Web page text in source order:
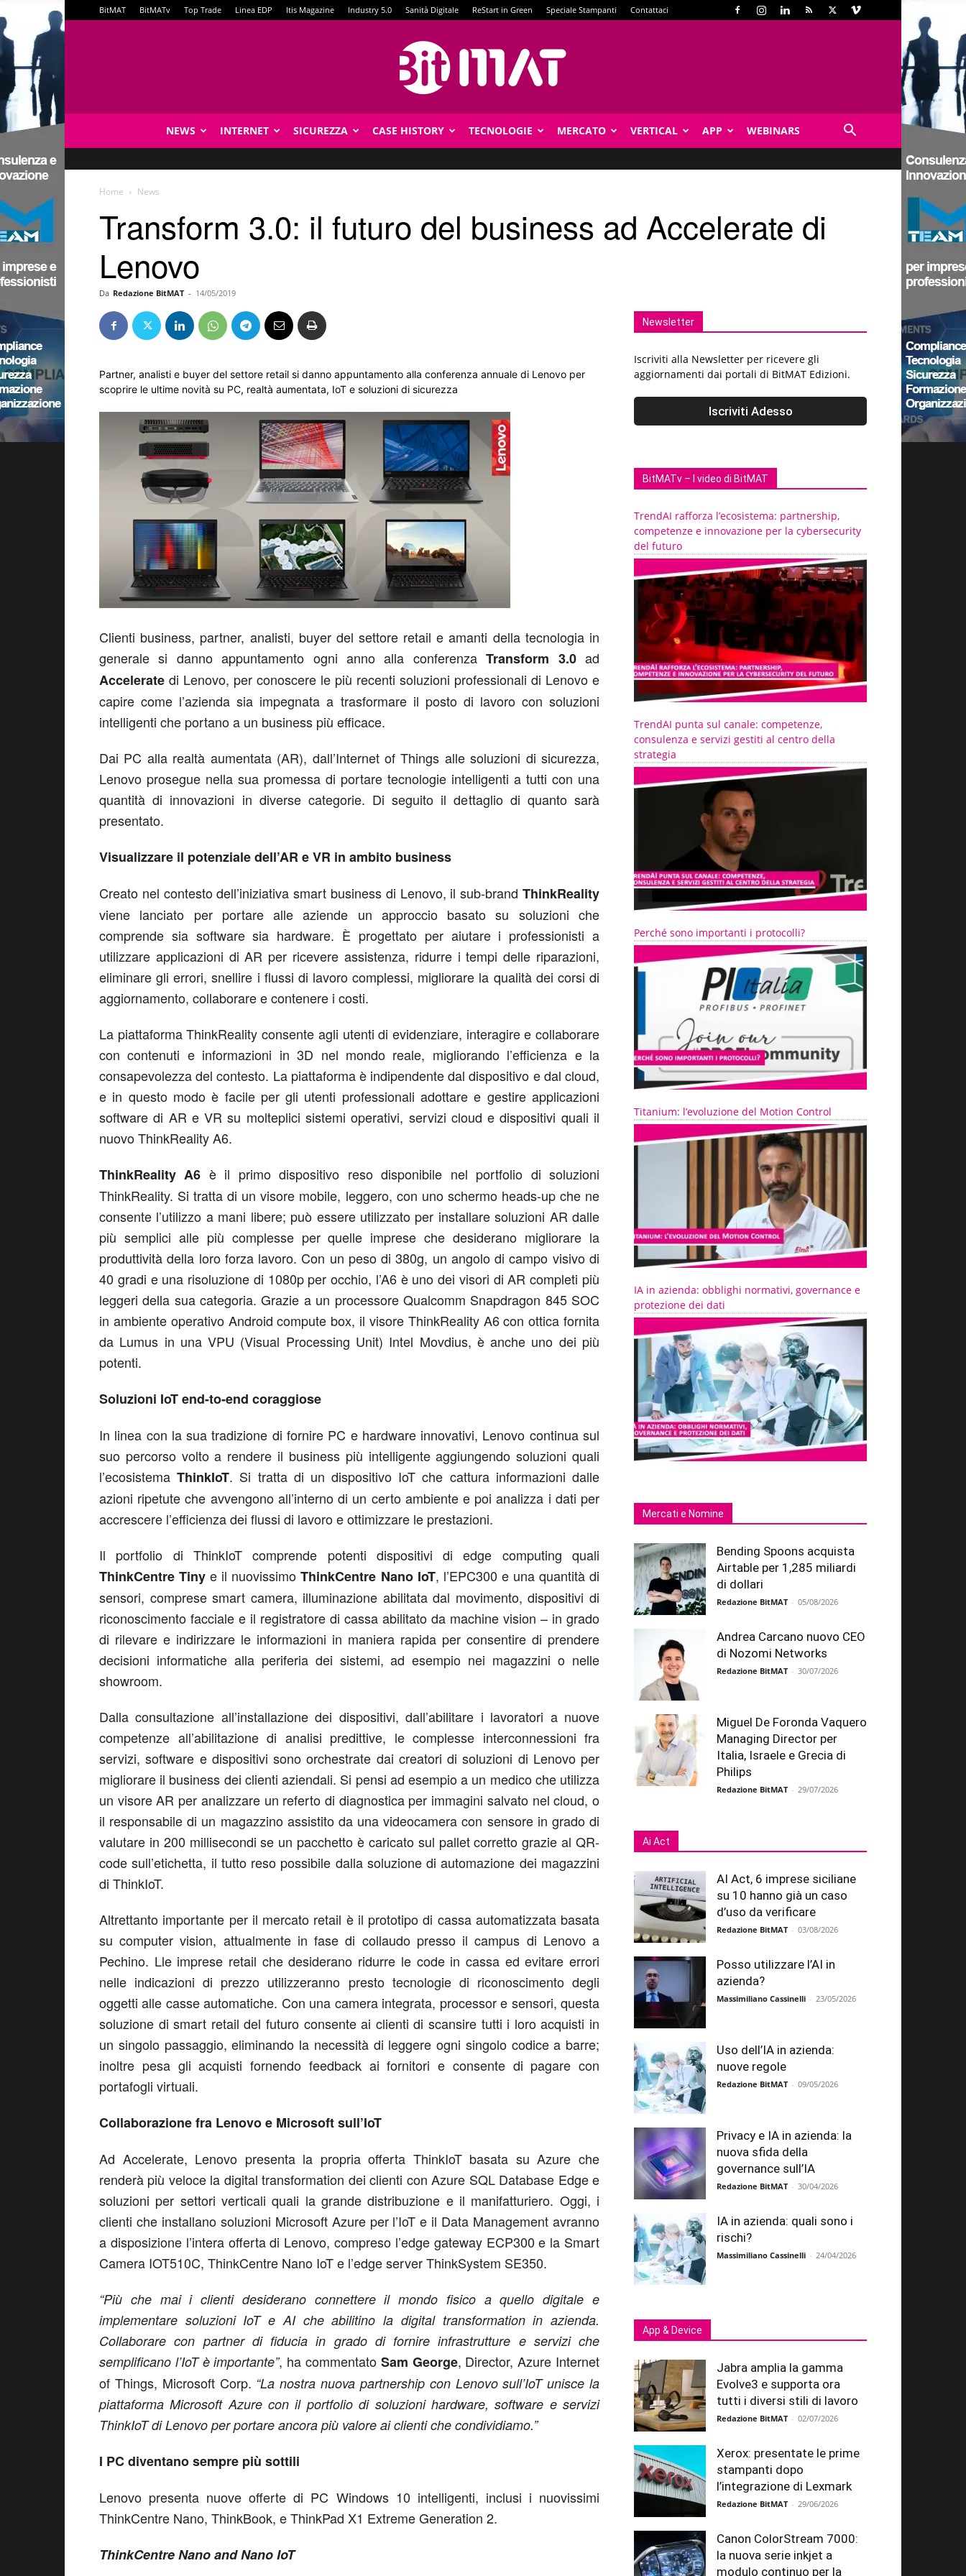
BitMAT BitMATv Top Trade Linea EDP Itis Magazine Industry 5.0 Sanità Digitale ReStart in Green Speciale Stampanti Contattaci
NEWS INTERNET SICUREZZA CASE HISTORY TECNOLOGIE MERCATO VERTICAL APP WEBINARS
Home News
Transform 3.0: il futuro del business ad Accelerate di
Lenovo
Da Redazione BitMAT - 14/05/2019
Partner, analisti e buyer del settore retail si danno appuntamento alla conferenza annuale di Lenovo per
scoprire le ultime novità su PC, realtà aumentata, IoT e soluzioni di sicurezza
Clienti business, partner, analisti, buyer del settore retail e amanti della tecnologia in
generale si danno appuntamento ogni anno alla conferenzaTransform 3.0ad
Accelerate di Lenovo, per conoscere le più recenti soluzioni professionali di Lenovo e
capire come l’azienda sia impegnata a trasformare il posto di lavoro con soluzioni
intelligenti che portano a un business più efficace.
Dai PC alla realtà aumentata (AR), dall’Internet of Things alle soluzioni di sicurezza,
Lenovo prosegue nella sua promessa di portare tecnologie intelligenti a tutti con una
quantità di innovazioni in diverse categorie. Di seguito il dettaglio di quanto sarà
presentato.
Visualizzare il potenziale dell’AR e VR in ambito business
Creato nel contesto dell’iniziativa smart business di Lenovo, il sub-brand ThinkReality
viene lanciato per portare alle aziende un approccio basato su soluzioni che
comprende sia software sia hardware. È progettato per aiutare i professionisti a
utilizzare applicazioni di AR per ricevere assistenza, ridurre i tempi delle riparazioni,
eliminare gli errori, snellire i flussi di lavoro complessi, migliorare la qualità dei corsi di
aggiornamento, collaborare e contenere i costi.
La piattaforma ThinkReality consente agli utenti di evidenziare, interagire e collaborare
con contenuti e informazioni in 3D nel mondo reale, migliorando l’efficienza e la
consapevolezza del contesto. La piattaforma è indipendente dal dispositivo e dal cloud,
e in questo modo è facile per gli utenti professionali adottare e gestire applicazioni
software di AR e VR su molteplici sistemi operativi, servizi cloud e dispositivi quali il
nuovo ThinkReality A6.
ThinkReality A6 è il primo dispositivo reso disponibile nel portfolio di soluzioni
ThinkReality. Si tratta di un visore mobile, leggero, con uno schermo heads-up che ne
consente l’utilizzo a mani libere; può essere utilizzato per installare soluzioni AR dalle
più semplici alle più complesse per quelle imprese che desiderano migliorare la
produttività della loro forza lavoro. Con un peso di 380g, un angolo di campo visivo di
40 gradi e una risoluzione di 1080p per occhio, l’A6 è uno dei visori di AR completi più
leggeri della sua categoria. Grazie a un processore Qualcomm Snapdragon 845 SOC
in ambiente operativo Android compute box, il visore ThinkReality A6 con ottica fornita
da Lumus in una VPU (Visual Processing Unit) Intel Movdius, è anche uno dei più
potenti.
Soluzioni IoT end-to-end coraggiose
In linea con la sua tradizione di fornire PC e hardware innovativi, Lenovo continua sul
suo percorso volto a rendere il business più intelligente aggiungendo soluzioni quali
l’ecosistemaThinkIoT. Si tratta di un dispositivo IoT che cattura informazioni dalle
azioni ripetute che avvengono all’interno di un certo ambiente e poi analizza i dati per
accrescere l’efficienza dei flussi di lavoro e ottimizzare le prestazioni.
Il portfolio di ThinkIoT comprende potenti dispositivi di edge computing quali
ThinkCentre Tiny e il nuovissimoThinkCentre Nano IoT, l’EPC300 e una quantità di
sensori, comprese smart camera, illuminazione abilitata dal movimento, dispositivi di
riconoscimento facciale e il registratore di cassa abilitato da machine vision – in grado
di rilevare e indirizzare le informazioni in maniera rapida per consentire di prendere
decisioni informatiche alla periferia dei sistemi, ad esempio nei magazzini o nelle
showroom.
Dalla consultazione all’installazione dei dispositivi, dall’abilitare i lavoratori a nuove
competenze all’abilitazione di analisi predittive, le complesse interconnessioni fra
servizi, software e dispositivi sono orchestrate dai creatori di soluzioni di Lenovo per
migliorare il business dei clienti aziendali. Si pensi ad esempio a un medico che utilizza
un visore AR per analizzare un referto di diagnostica per immagini salvato nel cloud, o
il responsabile di un magazzino assistito da una videocamera con sensore in grado di
valutare in 200 millisecondi se un pacchetto è caricato sul pallet corretto grazie al QR-
code sull’etichetta, il tutto reso possibile dalla soluzione di automazione dei magazzini
di ThinkIoT.
Altrettanto importante per il mercato retail è il prototipo di cassa automatizzata basata
su computer vision, attualmente in fase di collaudo presso il campus di Lenovo a
Pechino. Lle imprese retail che desiderano ridurre le code in cassa ed evitare errori
nelle indicazioni di prezzo utilizzeranno presto tecnologie di riconoscimento degli
oggetti alle casse automatiche. Con una camera integrata, processor e sensori, questa
soluzione di smart retail del futuro consente ai clienti di scansire tutti i loro acquisti in
un singolo passaggio, eliminando la necessità di leggere ogni singolo codice a barre;
inoltre pesa gli acquisti fornendo feedback ai fornitori e consente di pagare con
portafogli virtuali.
Collaborazione fra Lenovo e Microsoft sull’IoT
Ad Accelerate, Lenovo presenta la propria offerta ThinkIoT basata su Azure che
renderà più veloce la digital transformation dei clienti con Azure SQL Database Edge e
soluzioni per settori verticali quali la grande distribuzione e il manifatturiero. Oggi, i
clienti che installano soluzioni Microsoft Azure per l’IoT e il Data Management avranno
a disposizione l’intera offerta di Lenovo, compreso l’edge gateway ECP300 e la Smart
Camera IOT510C, ThinkCentre Nano IoT e l’edge server ThinkSystem SE350.
“Più che mai i clienti desiderano connettere il mondo fisico a quello digitale e
implementare soluzioni IoT e AI che abilitino la digital transformation in azienda.
Collaborare con partner di fiducia in grado di fornire infrastrutture e servizi che
semplificano l’IoT è importante”, ha commentato Sam George, Director, Azure Internet
of Things, Microsoft Corp. “La nostra nuova partnership con Lenovo sull’IoT unisce la
piattaforma Microsoft Azure con il portfolio di soluzioni hardware, software e servizi
ThinkIoT di Lenovo per portare ancora più valore ai clienti che condividiamo.”
I PC diventano sempre più sottili
Lenovo presenta nuove offerte di PC Windows 10 intelligenti, inclusi i nuovissimi
ThinkCentre Nano, ThinkBook, e ThinkPad X1 Extreme Generation 2.
ThinkCentre Nano and Nano IoT
Newsletter
Iscriviti alla Newsletter per ricevere gli
aggiornamenti dai portali di BitMAT Edizioni.
BitMATv – I video di BitMAT
TrendAI rafforza l’ecosistema: partnership,
competenze e innovazione per la cybersecurity
del futuro
TrendAI punta sul canale: competenze,
consulenza e servizi gestiti al centro della
strategia
Perché sono importanti i protocolli?
Titanium: l’evoluzione del Motion Control
IA in azienda: obblighi normativi, governance e
protezione dei dati
Mercati e Nomine
Bending Spoons acquista
Airtable per 1,285 miliardi
di dollari
Redazione BitMAT - 05/08/2026
Andrea Carcano nuovo CEO
di Nozomi Networks
Redazione BitMAT - 30/07/2026
Miguel De Foronda Vaquero
Managing Director per
Italia, Israele e Grecia di
Philips
Redazione BitMAT - 29/07/2026
Ai Act
AI Act, 6 imprese siciliane
su 10 hanno già un caso
d’uso da verificare
Redazione BitMAT - 03/08/2026
Posso utilizzare l’AI in
azienda?
Massimiliano Cassinelli - 23/05/2026
Uso dell’IA in azienda:
nuove regole
Redazione BitMAT - 09/05/2026
Privacy e IA in azienda: la
nuova sfida della
governance sull’IA
Redazione BitMAT - 30/04/2026
IA in azienda: quali sono i
rischi?
Massimiliano Cassinelli - 24/04/2026
App & Device
Jabra amplia la gamma
Evolve3 e supporta ora
tutti i diversi stili di lavoro
Redazione BitMAT - 02/07/2026
Xerox: presentate le prime
stampanti dopo
l’integrazione di Lexmark
Redazione BitMAT - 29/06/2026
Canon ColorStream 7000:
la nuova serie inkjet a
modulo continuo per la